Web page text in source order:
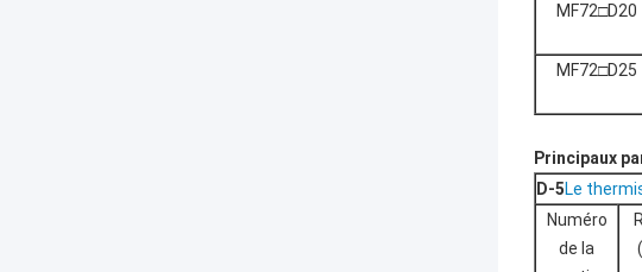
MF72□D20
MF72□D25
Principaux
D-5Le
Numéro
de la